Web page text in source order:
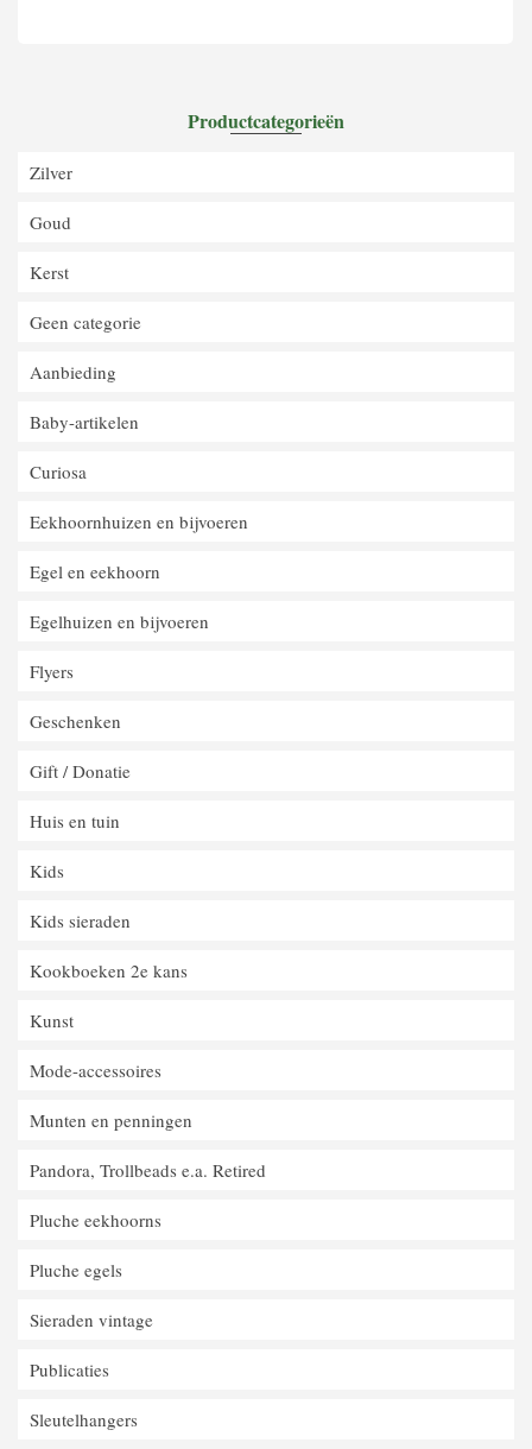
Productcategorieën
Zilver
Goud
Kerst
Geen categorie
Aanbieding
Baby-artikelen
Curiosa
Eekhoornhuizen en bijvoeren
Egel en eekhoorn
Egelhuizen en bijvoeren
Flyers
Geschenken
Gift / Donatie
Huis en tuin
Kids
Kids sieraden
Kookboeken 2e kans
Kunst
Mode-accessoires
Munten en penningen
Pandora, Trollbeads e.a. Retired
Pluche eekhoorns
Pluche egels
Sieraden vintage
Publicaties
Sleutelhangers